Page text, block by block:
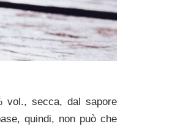
vol., secca, dal sapore
quindi, non può che